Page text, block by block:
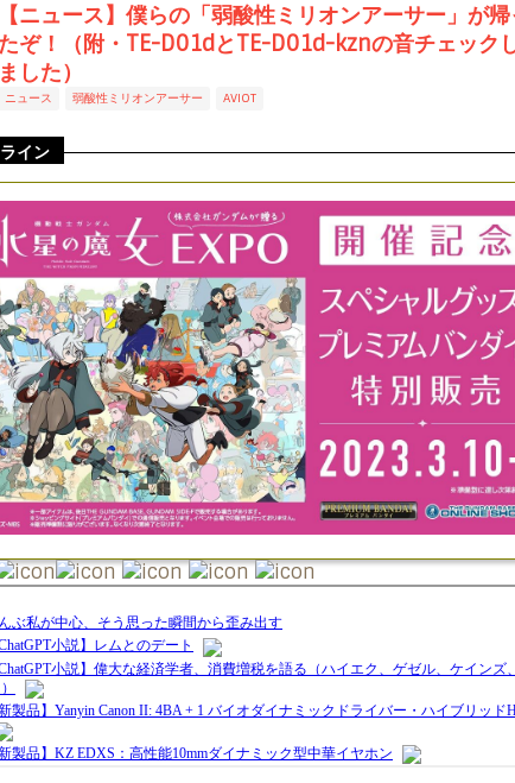
【ニュース】僕らの「弱酸性ミリオンアーサー」が帰
たぞ！（附・TE-D01dとTE-D01d-kznの音チェック
ました）
ニュース 弱酸性ミリオンアーサー AVIOT
イン